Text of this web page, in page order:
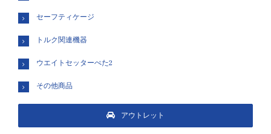
セーフティケージ
トルク関連機器
ウエイトセッターぺた2
その他商品
アウトレット